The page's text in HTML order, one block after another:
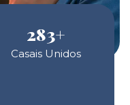
283+
Casais Unidos